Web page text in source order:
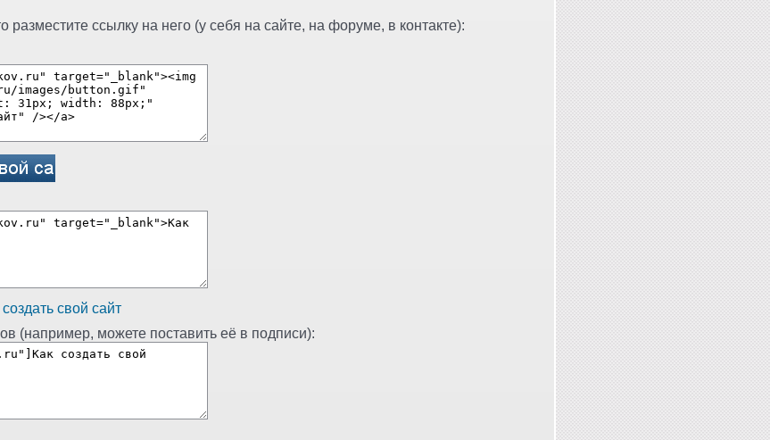
разместите ссылку на него (у себя на сайте, на форуме, в контакте):
создать свой сайт
(например, можете поставить её в подписи):